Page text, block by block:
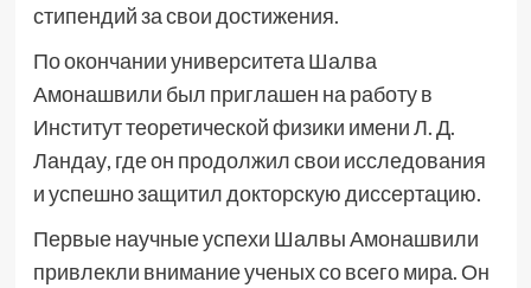
стипендий за свои достижения.
По окончании университета Шалва
Амонашвили был приглашен на работу в
Институт теоретической физики имени Л. Д.
Ландау, где он продолжил свои исследования
и успешно защитил докторскую диссертацию.
Первые научные успехи Шалвы Амонашвили
привлекли внимание ученых со всего мира. Он